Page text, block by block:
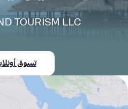
TOURISM LLC
تسوق